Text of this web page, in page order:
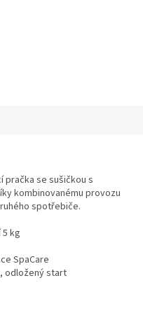
pračka se sušičkou s
kombinovanému provozu
spotřebiče.
kg
SpaCare
odložený start